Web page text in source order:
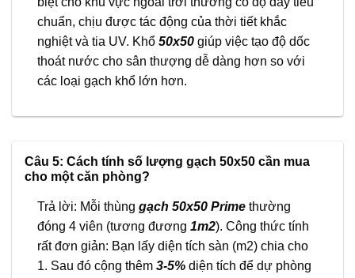
chuẩn, chịu được tác động của thời tiết khắc
nghiệt và tia UV. Khổ 50x50 giúp việc tạo độ dốc
thoát nước cho sân thượng dễ dàng hơn so với
các loại gạch khổ lớn hơn.
Câu 5: Cách tính số lượng gạch 50x50 cần mua
cho một căn phòng?
Trả lời: Mỗi thùng gạch 50x50 Prime thường
đóng 4 viên (tương đương 1m2). Công thức tính
rất đơn giản: Bạn lấy diện tích sàn (m2) chia cho
1. Sau đó cộng thêm 3-5% diện tích để dự phòng